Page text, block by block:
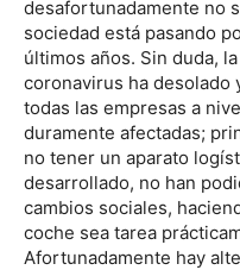
desafortunadamente no
sociedad está pasando
últimos años. Sin duda,
coronavirus ha desolado
todas las empresas a
duramente afectadas;
no tener un aparato
desarrollado, no han
cambios sociales,
coche sea tarea
Afortunadamente hay